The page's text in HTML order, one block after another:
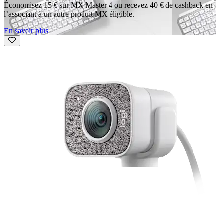
Économisez 15 € sur MX Master 4 ou recevez 40 € de cashback en
l’associant à un autre produit MX éligible.
En savoir plus